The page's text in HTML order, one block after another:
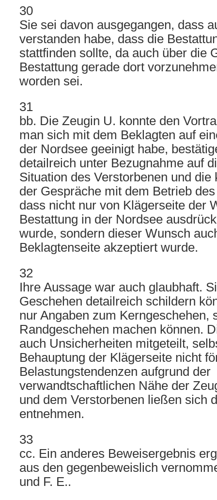
30
Sie sei davon ausgegangen, dass
verstanden habe, dass die
stattfinden sollte, da auch über die
Bestattung gerade dort
worden sei.
31
bb. Die Zeugin U. konnte den
man sich mit dem Beklagten auf
der Nordsee geeinigt habe,
detailreich unter Bezugnahme auf
Situation des Verstorbenen und die
der Gespräche mit dem Betrieb
dass nicht nur von Klägerseite der
Bestattung in der Nordsee
wurde, sondern dieser Wunsch
Beklagtenseite akzeptiert wurde.
32
Ihre Aussage war auch glaubhaft.
Geschehen detailreich schildern
nur Angaben zum Kerngeschehen,
Randgeschehen machen können.
auch Unsicherheiten mitgeteilt,
Behauptung der Klägerseite nicht
Belastungstendenzen aufgrund der
verwandtschaftlichen Nähe der
und dem Verstorbenen ließen sich
entnehmen.
33
cc. Ein anderes Beweisergebnis
aus den gegenbeweislich
und F. E..